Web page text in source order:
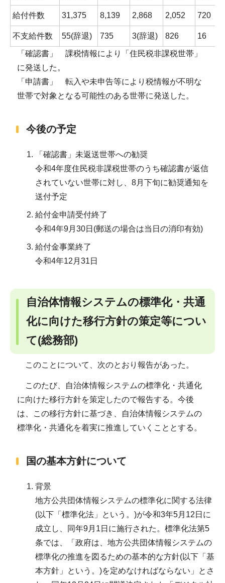
給付件数 31,375 8,139 2,868 2,052 720
不支給件数 55(辞退) 735 3(辞退) 826 16
「確認書」 課税情報により「住民税非課税世帯」
に発送した。
「申請書」 転入や未申告等により税情報が不明な
世帯で対象となる可能性のある世帯に発送した。
今後の予定
「確認書」未返送世帯への勧奨
令和4年度住民税非課税世帯のうち確認書が返信
されていない世帯に対し、8月下旬に勧奨通知を
送付予定
給付金申請受付終了
令和4年9月30日(郵送の場合は当日の消印有効)
給付金事業終了
令和4年12月31日
自治体情報システムの標準化・共通
化に向けた移行方針の策定等につい
て(総務部)
このことについて、次のとおり報告があった。
このたび、自治体情報システムの標準化・共通化
に向けた移行方針を策定したので報告する。今後
は、この移行方針に基づき、自治体情報システムの
標準化・共通化を着実に推進していくこととする。
国の基本方針について
背景
地方公共団体情報システムの標準化に関する法律
(以下「標準化法」という。)が令和3年5月12日に
成立し、同年9月1日に施行された。標準化法第5
条では、「政府は、地方公共団体情報システムの
標準化の推進を図るための基本的な方針(以下「基
本方針」という。)を定めなければならない」とさ